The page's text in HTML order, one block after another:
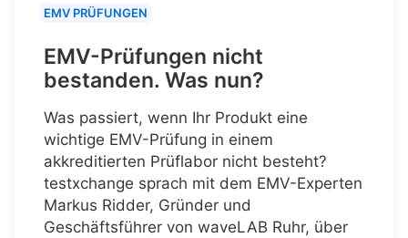
EMV PRÜFUNGEN
EMV-Prüfungen nicht
bestanden. Was nun?
Was passiert, wenn Ihr Produkt eine
wichtige EMV-Prüfung in einem
akkreditierten Prüflabor nicht besteht?
testxchange sprach mit dem EMV-Experten
Markus Ridder, Gründer und
Geschäftsführer von waveLAB Ruhr, über